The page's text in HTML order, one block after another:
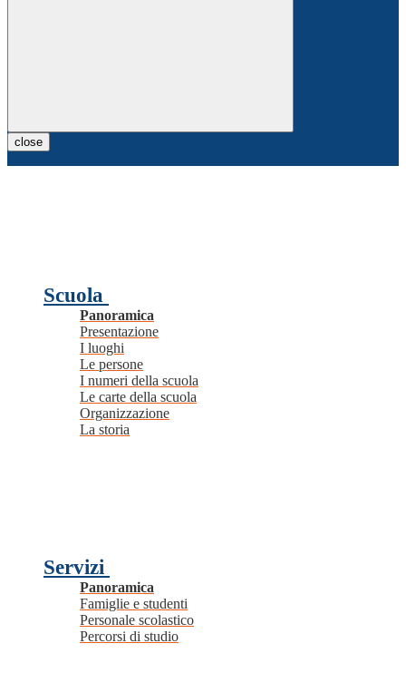
close
Scuola
Panoramica
Presentazione
I luoghi
Le persone
I numeri della scuola
Le carte della scuola
Organizzazione
La storia
Servizi
Panoramica
Famiglie e studenti
Personale scolastico
Percorsi di studio